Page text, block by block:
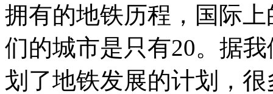
拥有的地铁历程，国际
们的城市是只有20。据
划了地铁发展的计划，